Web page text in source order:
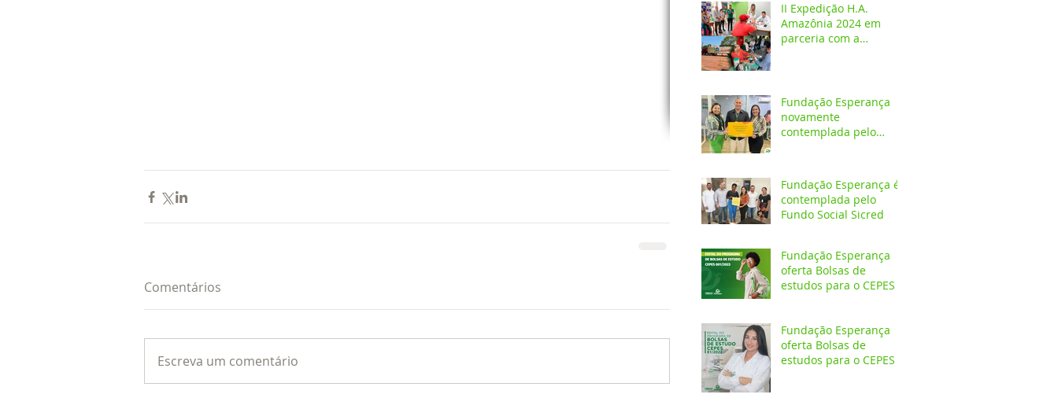
Comentários
Escreva um comentário
II Expedição H.A.
Amazônia 2024 em
parceria com a
Fundação Esperança
novamente
contemplada pelo
Fundação Esperança é
contemplada pelo
Fundo Social Sicred
Fundação Esperança
oferta Bolsas de
estudos para o CEPES
Fundação Esperança
oferta Bolsas de
estudos para o CEPES